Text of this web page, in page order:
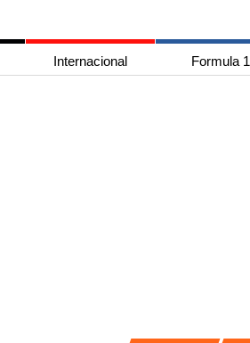
Internacional Formula 1